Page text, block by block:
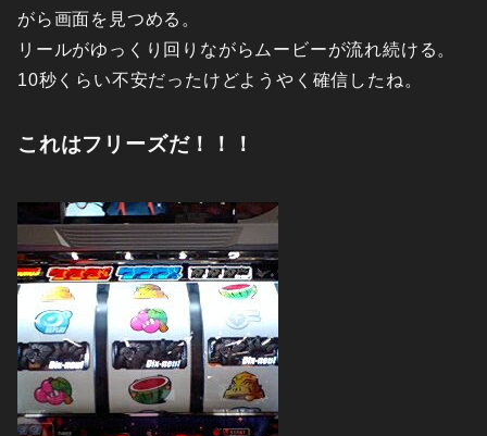
がら画面を見つめる。
リールがゆっくり回りながらムービーが流れ続ける。
10秒くらい不安だったけどようやく確信したね。
これはフリーズだ！！！